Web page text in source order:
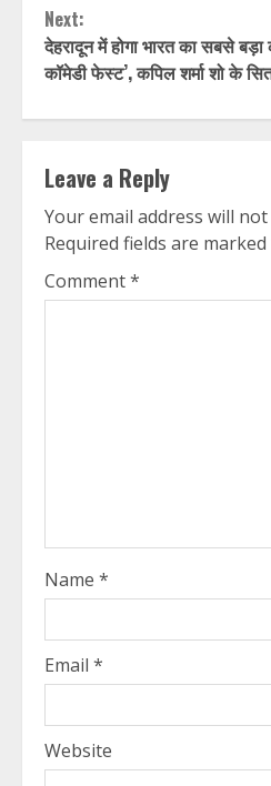
Next:
देहरादून में होगा भारत का सबसे
कॉमेडी फेस्ट’, कपिल शर्मा शो के
Leave a Reply
Your email address will
Required fields are marked
Comment*
Name *
Email *
Website